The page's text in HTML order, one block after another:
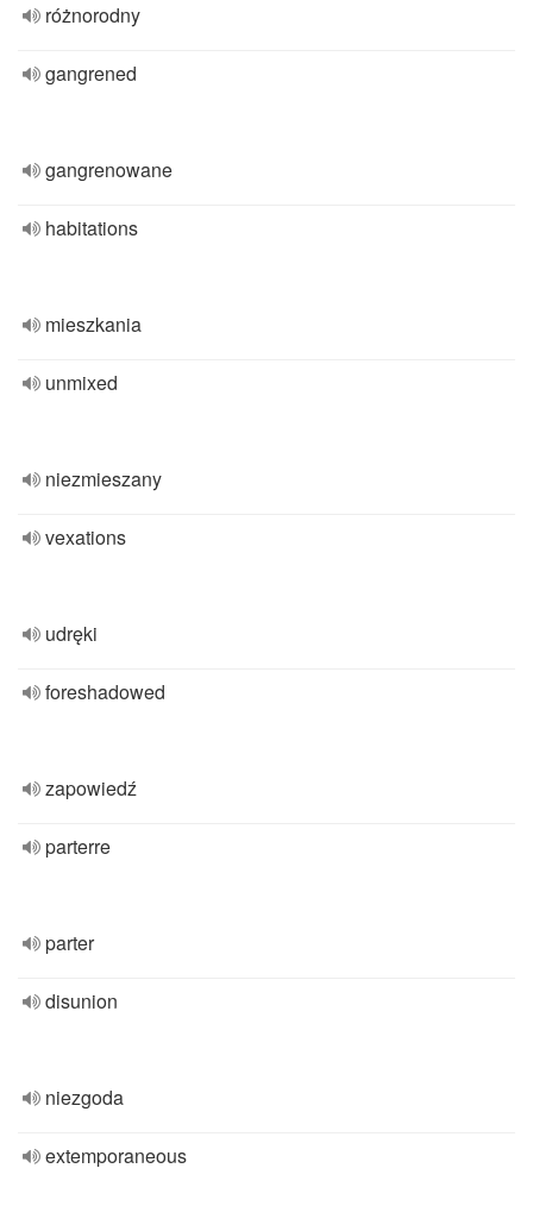
różnorodny
gangrened
gangrenowane
habitations
mieszkania
unmixed
niezmieszany
vexations
udręki
foreshadowed
zapowiedź
parterre
parter
disunion
niezgoda
extemporaneous